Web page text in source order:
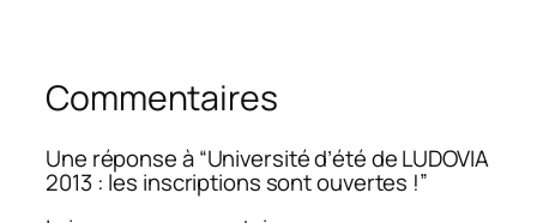
Commentaires
Une réponse à “Université d’été de LUDOVIA
2013 : les inscriptions sont ouvertes !”